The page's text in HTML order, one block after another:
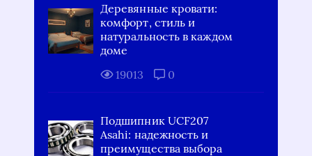
Деревянные кровати:
комфорт, стиль и
натуральность в каждом
доме
19013
0
Подшипник UCF207
Asahi: надежность и
преимущества выбора